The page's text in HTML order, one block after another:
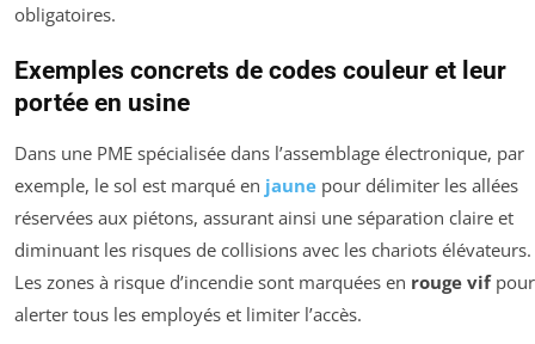
obligatoires.
Exemples concrets de codes couleur et leur
portée en usine
Dans une PME spécialisée dans l’assemblage électronique, par
exemple, le sol est marqué en jaune pour délimiter les allées
réservées aux piétons, assurant ainsi une séparation claire et
diminuant les risques de collisions avec les chariots élévateurs.
Les zones à risque d’incendie sont marquées en rouge vifpour
alerter tous les employés et limiter l’accès.